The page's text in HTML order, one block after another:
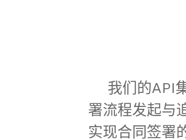
署流程发起与
实现合同签署